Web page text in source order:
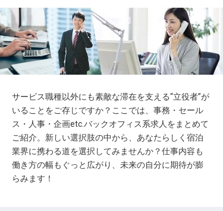
就職・転職 合同説明会
おもてなしHRについて
ご利用の流れ
よくある質問
ホテル・宿泊業界情報コラム
サービス職種以外にも素敵な滞在を支える“立役者”が
いることをご存じですか？ここでは、事務・セール
ス・人事・企画etc.バックオフィス系求人をまとめて
ご紹介。新しい選択肢の中から、あなたらしく宿泊
業界に携わる道を選択してみませんか？仕事内容も
働き方の幅もぐっと広がり、未来の自分に期待が膨
らみます！